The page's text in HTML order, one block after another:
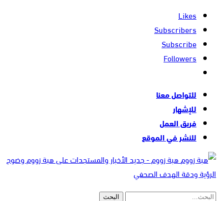
Likes
Subscribers
Subscribe
Followers
للتواصل معنا
للإشهار
فريق العمل
للنشر في الموقع
هبة زووم - جديد الأخبار والمستجدات على هبة زووم وضوح
الرؤية ودقة الهدف الصحفي